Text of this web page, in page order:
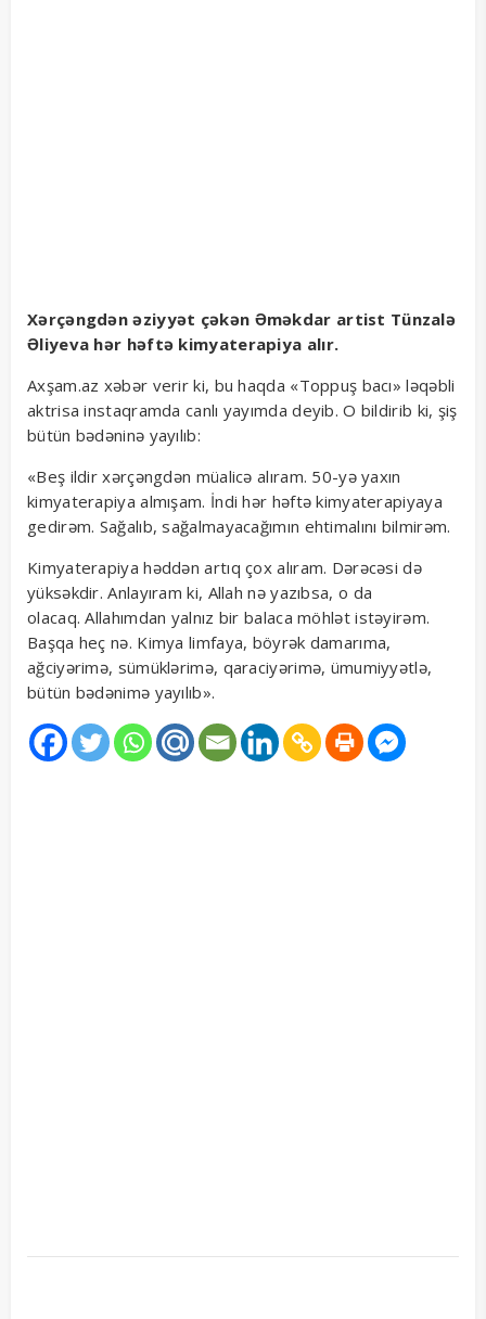
Xərçəngdən əziyyət çəkən Əməkdar artist Tünzalə
Əliyeva hər həftə kimyaterapiya alır.
Axşam.az xəbər verir ki, bu haqda «Toppuş bacı» ləqəbli
aktrisa instaqramda canlı yayımda deyib. O bildirib ki, şiş
bütün bədəninə yayılıb:
«Beş ildir xərçəngdən müalicə alıram. 50-yə yaxın
kimyaterapiya almışam. İndi hər həftə kimyaterapiyaya
gedirəm. Sağalıb, sağalmayacağımın ehtimalını bilmirəm.
Kimyaterapiya həddən artıq çox alıram. Dərəcəsi də
yüksəkdir. Anlayıram ki, Allah nə yazıbsa, o da
olacaq. Allahımdan yalnız bir balaca möhlət istəyirəm.
Başqa heç nə. Kimya limfaya, böyrək damarıma,
ağciyərimə, sümüklərimə, qaraciyərimə, ümumiyyətlə,
bütün bədənimə yayılıb».